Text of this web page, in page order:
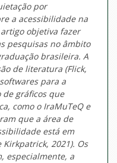
por
a acessibilidade na
objetiva fazer
pesquisas no âmbito
brasileira. A
de literatura (Flick,
softwares para a
de gráficos que
como o IraMuTeQ e
que a área de
está em
Kirkpatrick, 2021). Os
especialmente, a